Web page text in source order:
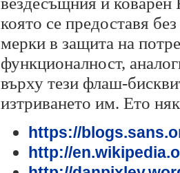
която се предоставя
мерки в защита на
функционалност,
върху тези флаш-
изтриването им. Ето
https://
http://